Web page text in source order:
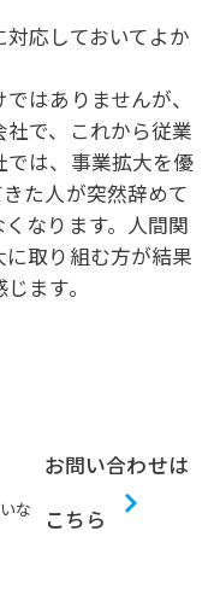
応しておいてよか
はありませんが、
で、これから従業
は、事業拡大を優
た人が突然辞めて
なります。人間関
取り組む方が結果
ます。
な
お問い合わせは
こちら